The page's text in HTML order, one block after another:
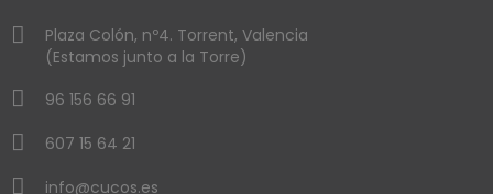
Plaza Colón, nº4. Torrent, Valencia
(Estamos junto a la Torre)
96 156 66 91
607 15 64 21
info@cucos.es